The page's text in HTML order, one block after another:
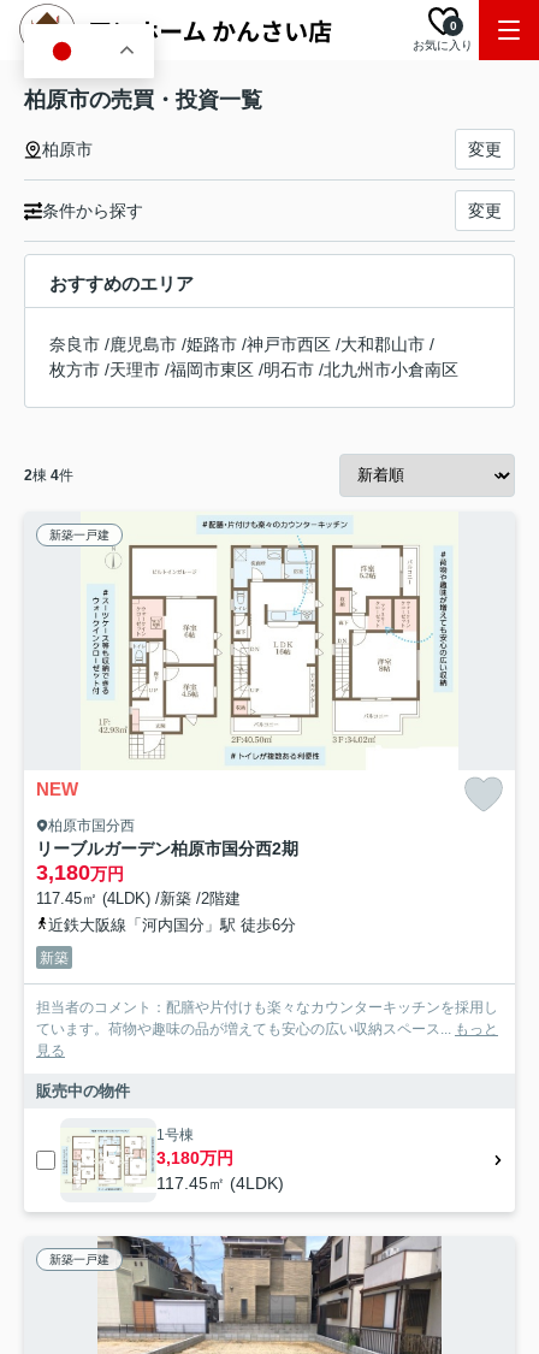
お気に入り
0
柏原市の売買・投資一覧
柏原市 変更
条件から探す 変更
おすすめのエリア
奈良市 /鹿児島市 /姫路市 /神戸市西区 /大和郡山市 /
枚方市 /天理市 /福岡市東区 /明石市 /北九州市小倉南区
2棟 4件
新築一戸建
NEW
柏原市国分西
リーブルガーデン柏原市国分西2期
3,180万円
117.45㎡ (4LDK) /新築 /2階建
近鉄大阪線「河内国分」駅 徒歩6分
新築
担当者のコメント：配膳や片付けも楽々なカウンターキッチンを採用し
ています。荷物や趣味の品が増えても安心の広い収納スペース... もっと
見る
販売中の物件
1号棟
3,180万円
117.45㎡ (4LDK)
新築一戸建